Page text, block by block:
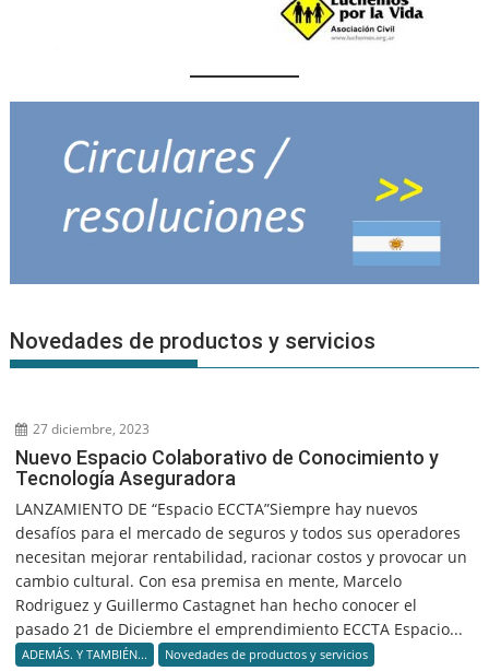
Novedades de productos y servicios
27 diciembre, 2023
Nuevo Espacio Colaborativo de Conocimiento y
Tecnología Aseguradora
LANZAMIENTO DE “Espacio ECCTA”Siempre hay nuevos
desafíos para el mercado de seguros y todos sus operadores
necesitan mejorar rentabilidad, racionar costos y provocar un
cambio cultural. Con esa premisa en mente, Marcelo
Rodriguez y Guillermo Castagnet han hecho conocer el
pasado 21 de Diciembre el emprendimiento ECCTA Espacio...
ADEMÁS. Y TAMBIÉN... Novedades de productos y servicios